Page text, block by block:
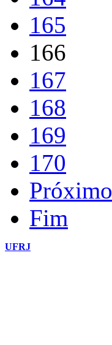
165
166
167
168
169
170
Próximo
Fim
UFRJ